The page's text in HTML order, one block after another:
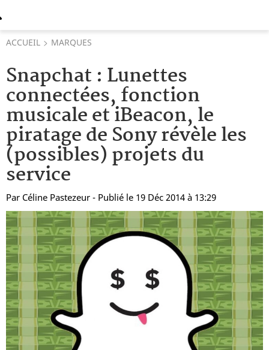
ACCUEIL MARQUES
Snapchat : Lunettes
connectées, fonction
musicale et iBeacon, le
piratage de Sony révèle les
(possibles) projets du
service
Par Céline Pastezeur - Publié le 19 Déc 2014 à 13:29